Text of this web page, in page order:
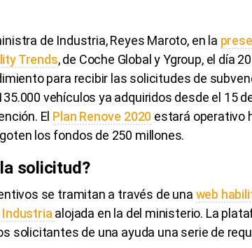
de Industria, Reyes Maroto, en la
Trends, de Coche Global y Ygroup, el día
para recibir las solicitudes de
vehículos ya adquiridos desde el 15
El Plan Renove 2020 estará operativo
los fondos de 250 millones.
solicitud?
se tramitan a través de una web
Industria alojada en la del ministerio. La
solicitantes de una ayuda una serie de